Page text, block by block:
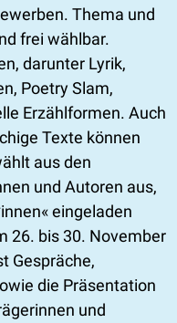
Thema und
frei wählbar.
darunter Lyrik,
Poetry Slam,
Erzählformen. Auch
Texte können
aus den
und Autoren aus,
eingeladen
26. bis 30. November
Gespräche,
die Präsentation
und